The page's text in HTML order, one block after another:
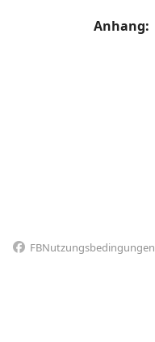
Anhang
FBNutzungsbedingungen